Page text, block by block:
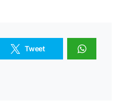
Tweet